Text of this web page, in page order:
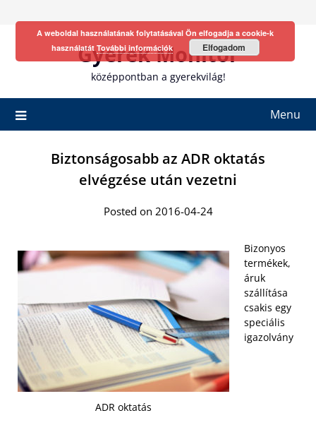
Gyerek Monitor
középpontban a gyerekvilág!
Menu
Biztonságosabb az ADR oktatás
elvégzése után vezetni
Posted on 2016-04-24
ADR oktatás
Bizonyos
termékek,
áruk
szállítása
csakis egy
speciális
igazolvány
A weboldal használatának folytatásával Ön elfogadja a cookie-k
használatát További információk Elfogadom